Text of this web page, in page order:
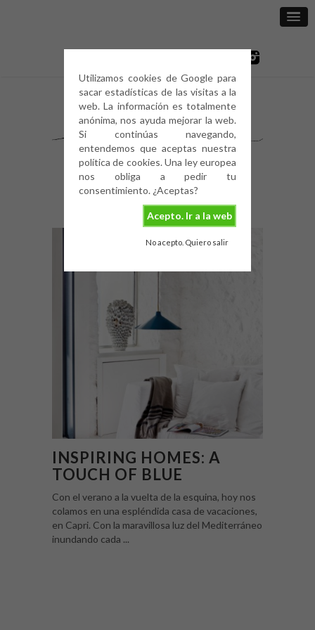
Utilizamos cookies de Google para
sacar estadísticas de las visitas a la
web. La información es totalmente
anónima, nos ayuda mejorar la web.
Si continúas navegando,
entendemos que aceptas nuestra
política de cookies. Una ley europea
nos obliga a pedir tu
consentimiento. ¿Aceptas?
Acepto. Ir a la web
No acepto. Quiero salir
INSPIRING HOMES: A
TOUCH OF BLUE
Con el verano a la vuelta de la esquina, hoy nos
colamos en una espléndida casa de vacaciones,
en Capri. Con la maravillosa luz del Mediterráneo
inundando cada ...